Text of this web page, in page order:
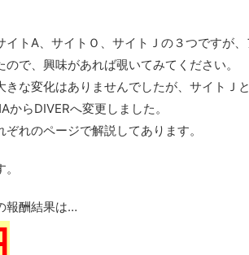
イトA、サイトＯ、サイトＪの３つですが
で、興味があれば覗いてみてください。
きな変化はありませんでしたが、サイトＪ
らDIVERへ変更しました。
れのページで解説してあります。
報酬結果は…